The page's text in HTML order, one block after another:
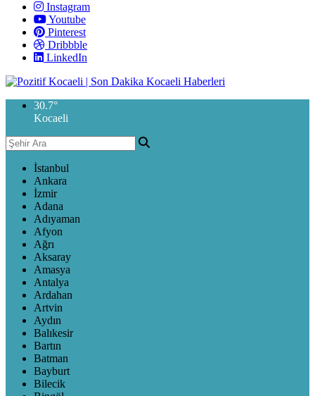
Instagram
Youtube
Pinterest
Dribbble
LinkedIn
30.7°
Kocaeli
İstanbul
Ankara
İzmir
Adana
Adıyaman
Afyon
Ağrı
Aksaray
Amasya
Antalya
Ardahan
Artvin
Aydın
Balıkesir
Bartın
Batman
Bayburt
Bilecik